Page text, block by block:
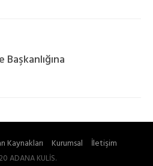
Kaynakları Kurumsal İletişim
ADANA KULİS.